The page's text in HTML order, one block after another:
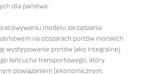
dla państwa.
modelu zarządzania
na obszarach portów morskich
występowanie portów jako integralnej
łańcucha transportowego, który
powiązaniem (ekonomicznym,